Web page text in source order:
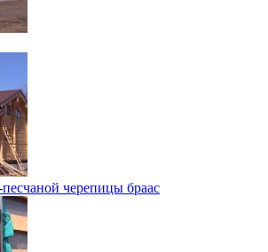
черепицы браас